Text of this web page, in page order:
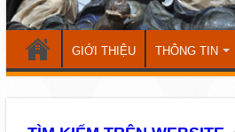
GIỚI THIỆU THÔNG TIN